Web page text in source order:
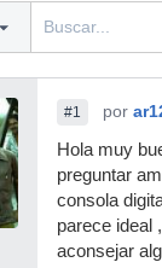
#1 por
Hola muy
preguntar
consola
parece ideal
aconsejar